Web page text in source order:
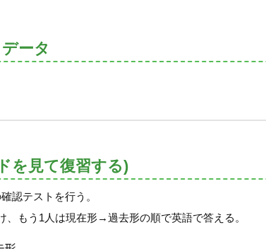
ータ
を見て復習する)
認テストを行う。
、もう1人は現在形→過去形の順で英語で答える。